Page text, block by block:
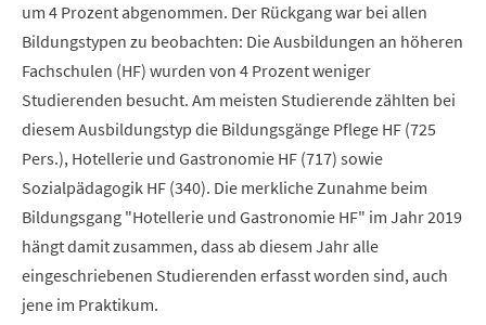
um 4 Prozent abgenommen. Der Rückgang war bei allen
Bildungstypen zu beobachten: Die Ausbildungen an höheren
Fachschulen (HF) wurden von 4 Prozent weniger
Studierenden besucht. Am meisten Studierende zählten bei
diesem Ausbildungstyp die Bildungsgänge Pflege HF (725
Pers.), Hotellerie und Gastronomie HF (717) sowie
Sozialpädagogik HF (340). Die merkliche Zunahme beim
Bildungsgang "Hotellerie und Gastronomie HF" im Jahr 2019
hängt damit zusammen, dass ab diesem Jahr alle
eingeschriebenen Studierenden erfasst worden sind, auch
jene im Praktikum.